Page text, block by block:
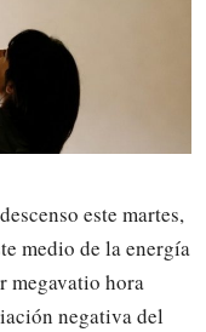
este martes,
medio de la energía
megavatio hora
negativa del